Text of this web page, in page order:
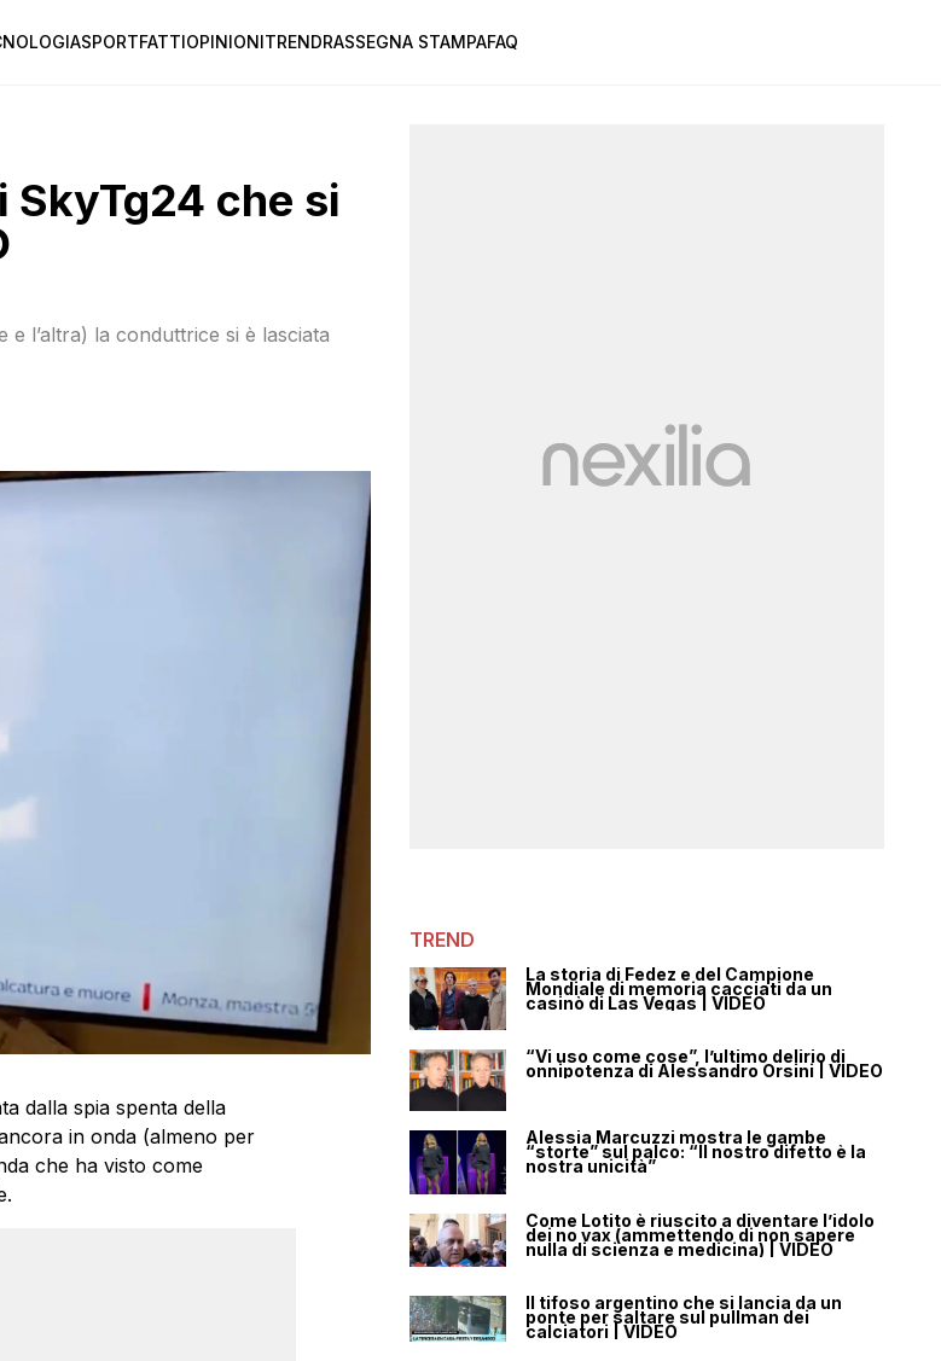
SPORTFATTIOPINIONITRENDRASSEGNA STAMPAFAQ
che si
l’altra) la conduttrice si è lasciata
dalla spia spenta della
in onda (almeno per
che ha visto come
TREND
La storia di Fedez e del Campione
Mondiale di memoria cacciati da un
casinò di Las Vegas | VIDEO
“Vi uso come cose”, l’ultimo delirio di
onnipotenza di Alessandro Orsini | VIDEO
Alessia Marcuzzi mostra le gambe
“storte” sul palco: “Il nostro difetto è la
nostra unicità”
Come Lotito è riuscito a diventare l’idolo
dei no vax (ammettendo di non sapere
nulla di scienza e medicina) | VIDEO
Il tifoso argentino che si lancia da un
ponte per saltare sul pullman dei
calciatori | VIDEO